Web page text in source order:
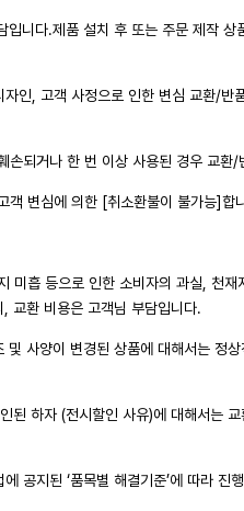
입니다.제품 설치 후 또는 주문 제작 상
인, 고객 사정으로 인한 변심 교환/반
손되거나 한 번 이상 사용된 경우 교환/
객 변심에 의한 [취소환불이 불가능]합
미흡 등으로 인한 소비자의 과실, 천
교환 비용은 고객님 부담입니다.
사양이 변경된 상품에 대해서는 정
된 하자 (전시할인 사유)에 대해서는
공지된 ‘품목별 해결기준’에 따라 진